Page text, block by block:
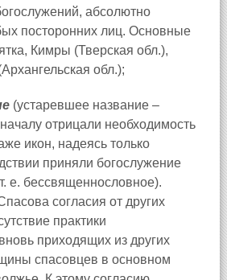
абсолютно
посторонних лиц. Основные
Кимры (Тверская обл.),
обл.);
(устаревшее название –
отрицали необходимость
икон, надеясь только
приняли богослужение
е. бессвященнословное).
согласия от других
практики
приходящих из других
спасовцев в основном